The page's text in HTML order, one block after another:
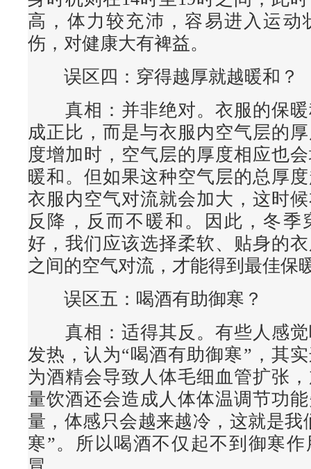
高，体力较充沛，容易进入运动
伤，对健康大有裨益。
误区四：穿得越厚就越暖和？
真相 ：并非绝对。衣服的保
成正比，而是与衣服内空气层的
度增加时，空气层的厚度相应也
暖和。但如果这种空气层的总厚
衣服内空气对流就会加大，这时
反降，反而不暖和。因此，冬季
好，我们应该选择柔软、贴身的
之间的空气对流，才能得到最佳保
误区五：喝酒有助御寒？
真相 ：适得其反。有些人感
发热，认为“喝酒有助御寒”，其
为酒精会导致人体毛细血管扩张
量饮酒还会造成人体体温调节功
量，体感只会越来越冷，这就是我
寒”。所以喝酒不仅起不到御寒